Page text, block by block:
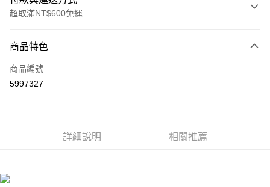
超取滿NT$600免運
信用卡一次付款
超商取貨付款
商品特色
商品編號
5997327
詳細說明 相關推薦